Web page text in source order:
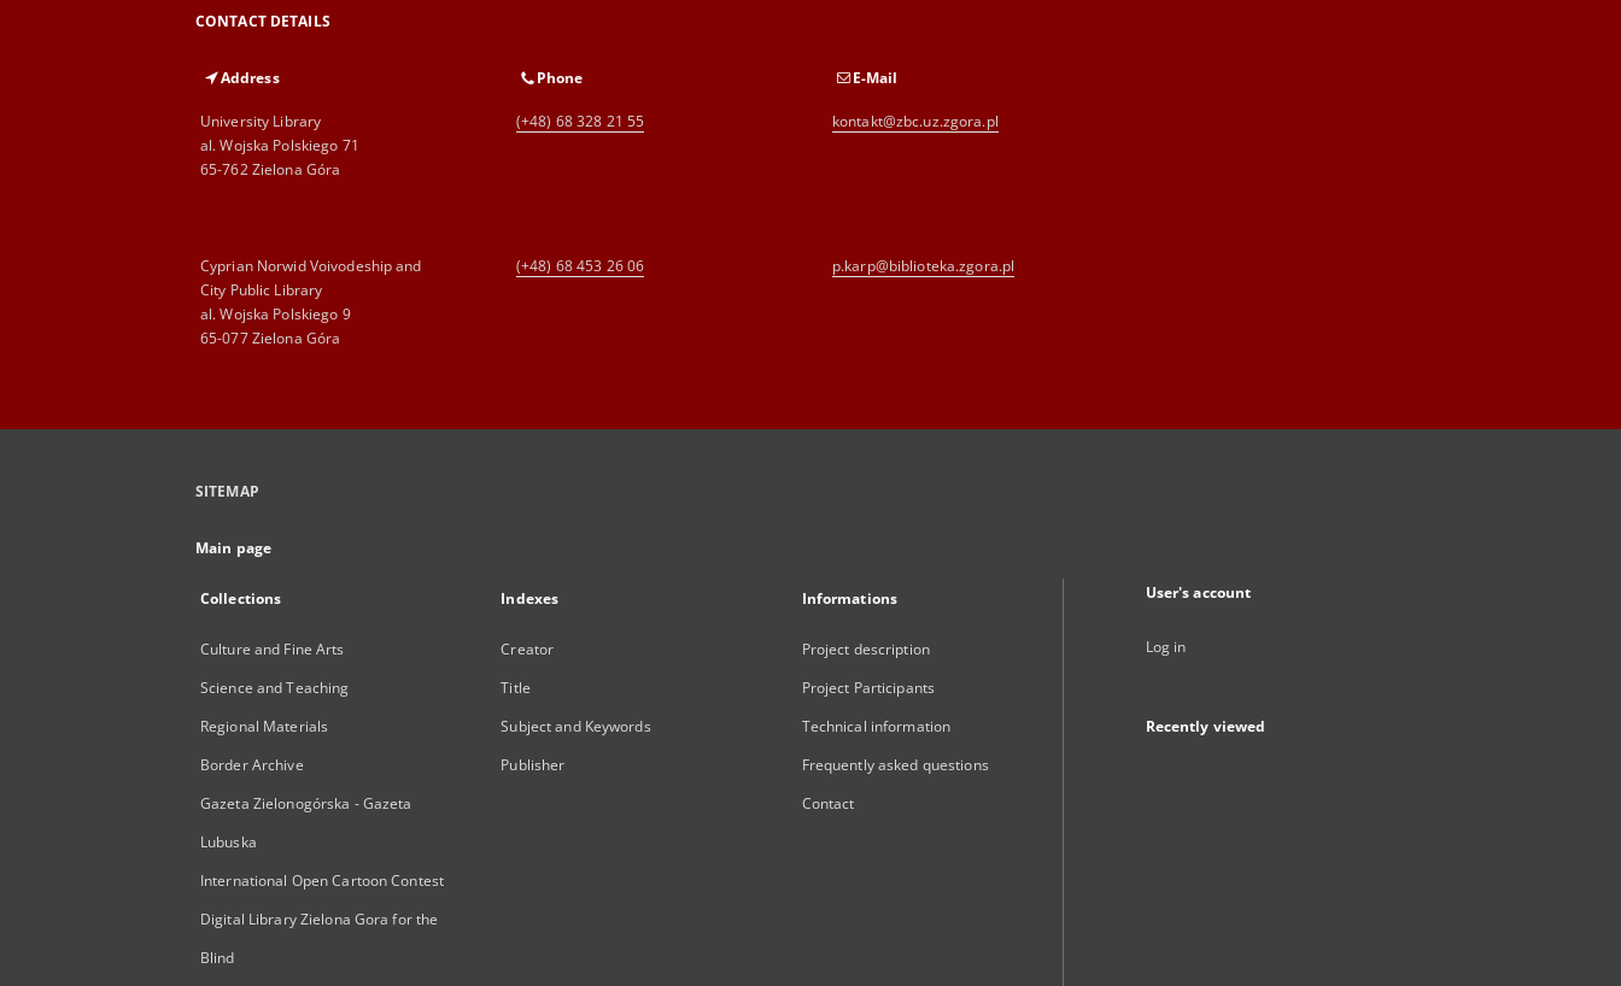
CONTACT DETAILS
Address
University Library
al. Wojska Polskiego 71
65-762 Zielona Góra
Phone
(+48) 68 328 21 55
E-Mail
kontakt@zbc.uz.zgora.pl
Cyprian Norwid Voivodeship and
City Public Library
al. Wojska Polskiego 9
65-077 Zielona Góra
(+48) 68 453 26 06 p.karp@biblioteka.zgora.pl
SITEMAP
Main page
Collections
Culture and Fine Arts
Science and Teaching
Regional Materials
Border Archive
Gazeta Zielonogórska - Gazeta
Lubuska
International Open Cartoon Contest
Digital Library Zielona Gora for the
Blind
Indexes
Creator
Title
Subject and Keywords
Publisher
Informations
Project description
Project Participants
Technical information
Frequently asked questions
Contact
User's account
Log in
Recently viewed